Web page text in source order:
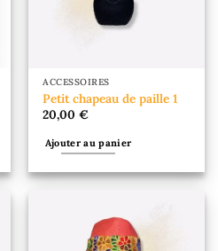
ACCESSOIRES
Petit chapeau de paille 1
20,00€
Ajouter au panier